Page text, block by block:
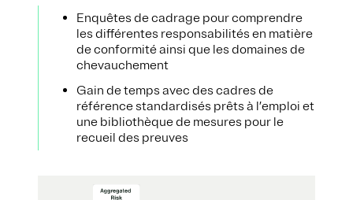
Enquêtes de cadrage pour comprendre
les différentes responsabilités en matière
de conformité ainsi que les domaines de
chevauchement
Gain de temps avec des cadres de
référence standardisés prêts à l’emploi et
une bibliothèque de mesures pour le
recueil des preuves